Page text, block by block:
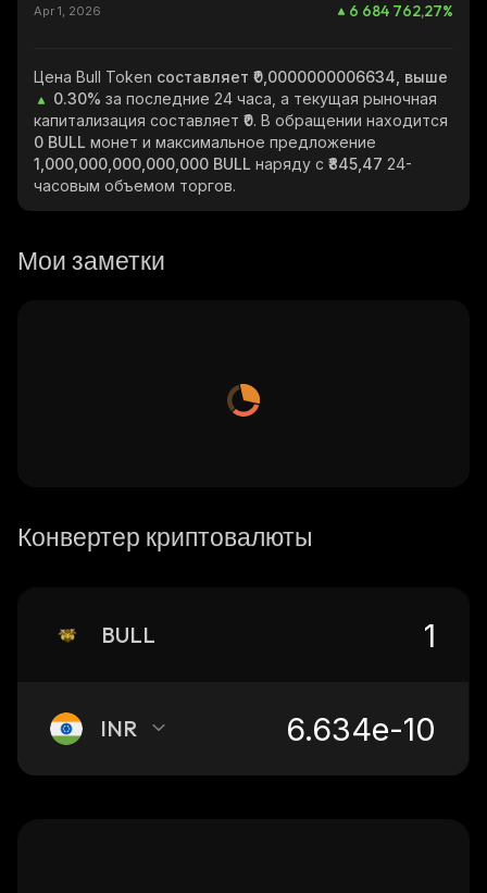
Apr 1, 2026 6 684 762,27%
Цена Bull Token составляет ₹0,0000000006634, выше
0.30% за последние 24 часа, а текущая рыночная
капитализация составляет ₹0. В обращении находится
0 BULL монет и максимальное предложение
1,000,000,000,000,000 BULL наряду с ₹845,47 24-
часовым объемом торгов.
Мои заметки
Конвертер криптовалюты
BULL
INR